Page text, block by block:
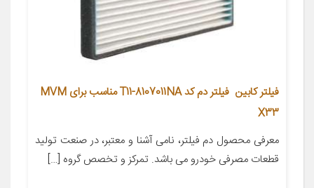
فیلتر کابین فیلتر دم کد T11-8107011NA مناسب برای MVM
X33
معرفی محصول دم فیلتر، نامی آشنا و معتبر، در صنعت تولید
قطعات مصرفی خودرو می باشد. تمرکز و تخصص گروه […]